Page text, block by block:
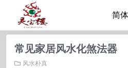
常见家居风水化煞法器
风水朴真